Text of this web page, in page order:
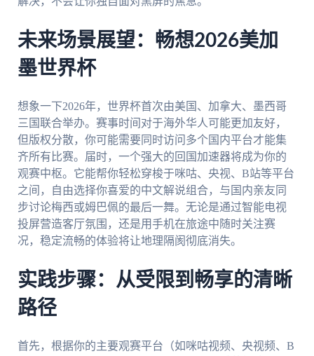
未来场景展望：畅想2026美加
墨世界杯
想象一下2026年，世界杯首次由美国、加拿大、墨西哥
三国联合举办。赛事时间对于海外华人可能更加友好，
但版权分散，你可能需要同时访问多个国内平台才能集
齐所有比赛。届时，一个强大的回国加速器将成为你的
观赛中枢。它能帮你轻松穿梭于咪咕、央视、B站等平台
之间，自由选择你喜爱的中文解说组合，与国内亲友同
步讨论梅西或姆巴佩的最后一舞。无论是通过智能电视
投屏营造客厅氛围，还是用手机在旅途中随时关注赛
况，稳定流畅的体验将让地理隔阂彻底消失。
实践步骤：从受限到畅享的清晰
路径
首先，根据你的主要观赛平台（如咪咕视频、央视频、B